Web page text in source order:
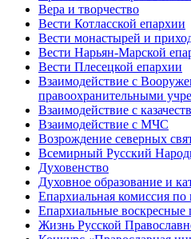
Вера и творчество
Вести Котласской епархии
Вести монастырей и
Вести Нарьян-Марской
Вести Плесецкой епархии
Взаимодействие с
правоохранительными
Взаимодействие с
Взаимодействие с МЧС
Возрождение северных
Всемирный Русский
Духовенство
Духовное образование и
Епархиальная комиссия
Епархиальные
Жизнь Русской